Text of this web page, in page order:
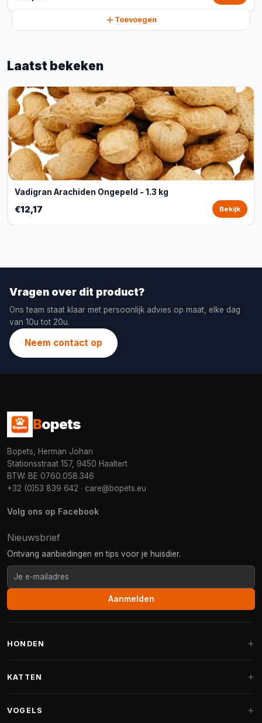
Toevoegen
Laatst bekeken
Vadigran Arachiden Ongepeld - 1.3 kg
€12,17 Bekijk
Vragen over dit product?
Ons team staat klaar met persoonlijk advies op maat, elke dag
van 10u tot 20u.
Neem contact op
Bopets
Bopets, Herman Johan
Stationsstraat 157, 9450 Haaltert
BTW: BE 0760.058.346
+32 (0)53 839 642 · care@bopets.eu
Volg ons op Facebook
Nieuwsbrief
Ontvang aanbiedingen en tips voor je huisdier.
Aanmelden
HONDEN
Fantail hondenmanden
KATTEN
VOGELS